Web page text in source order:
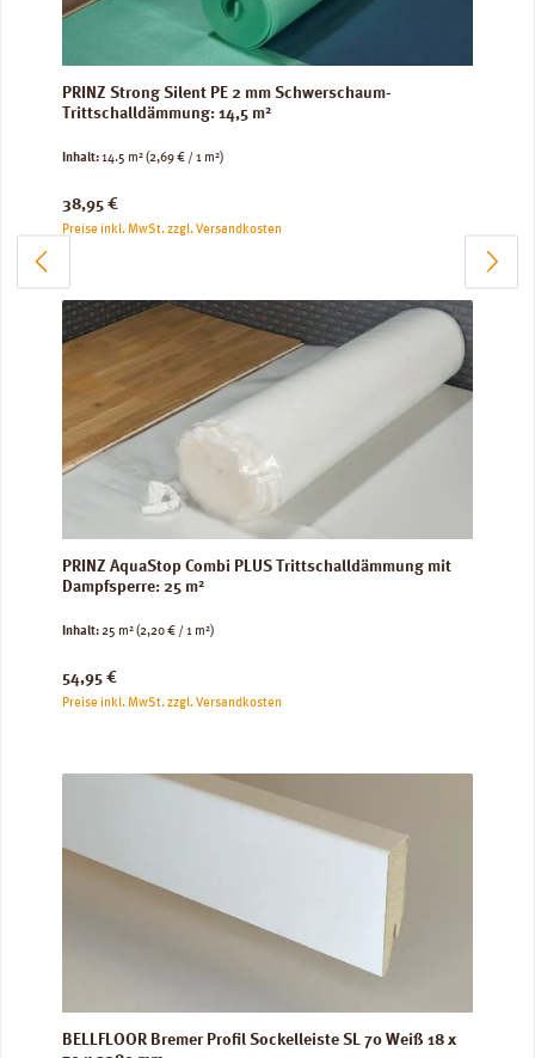
PRINZ Strong Silent PE 2 mm Schwerschaum-
Trittschalldämmung: 14,5 m²
Inhalt:14.5 m²(2,69 € / 1 m²)
Regulärer Preis:
38,95 €
Preise inkl. MwSt. zzgl. Versandkosten
PRINZ AquaStop Combi PLUS Trittschalldämmung mit
Dampfsperre: 25 m²
Inhalt:25 m²(2,20 € / 1 m²)
Regulärer Preis:
54,95 €
Preise inkl. MwSt. zzgl. Versandkosten
BELLFLOOR Bremer Profil Sockelleiste SL 70 Weiß 18 x